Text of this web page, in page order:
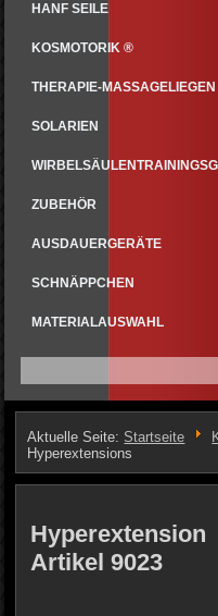
HANF SEILE
KOSMOTORIK ®
THERAPIE-MASSAGELIEGEN
SOLARIEN
ZUBEHÖR
AUSDAUERGERÄTE
SCHNÄPPCHEN
MATERIALAUSWAHL
Aktuelle Seite:Startseite
Hyperextensions
Hyperextension
Artikel 9023